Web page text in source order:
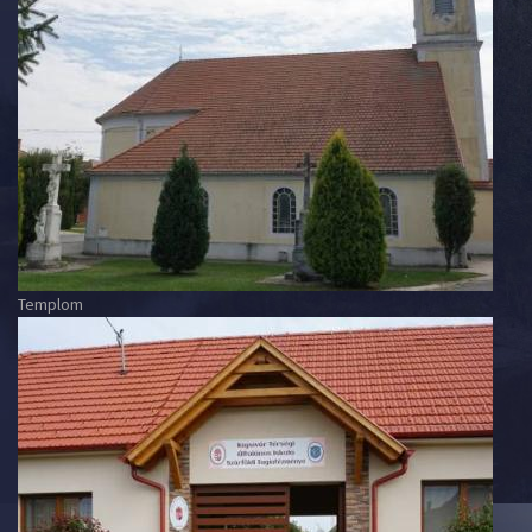
Templom